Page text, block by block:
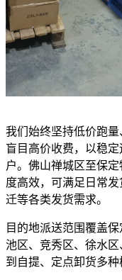
我们始终坚持低价跑
盲目高价收费，以稳
户。佛山禅城区至保
度高效，可满足日常
迁等各类发货需求。
目的地派送范围覆盖
池区、竞秀区、徐水
到自提、定点卸货多种